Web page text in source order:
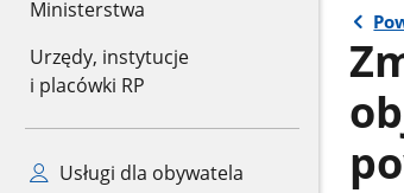
Ministerstwa
Urzędy, instytucje
i placówki RP
Usługi dla obywatela